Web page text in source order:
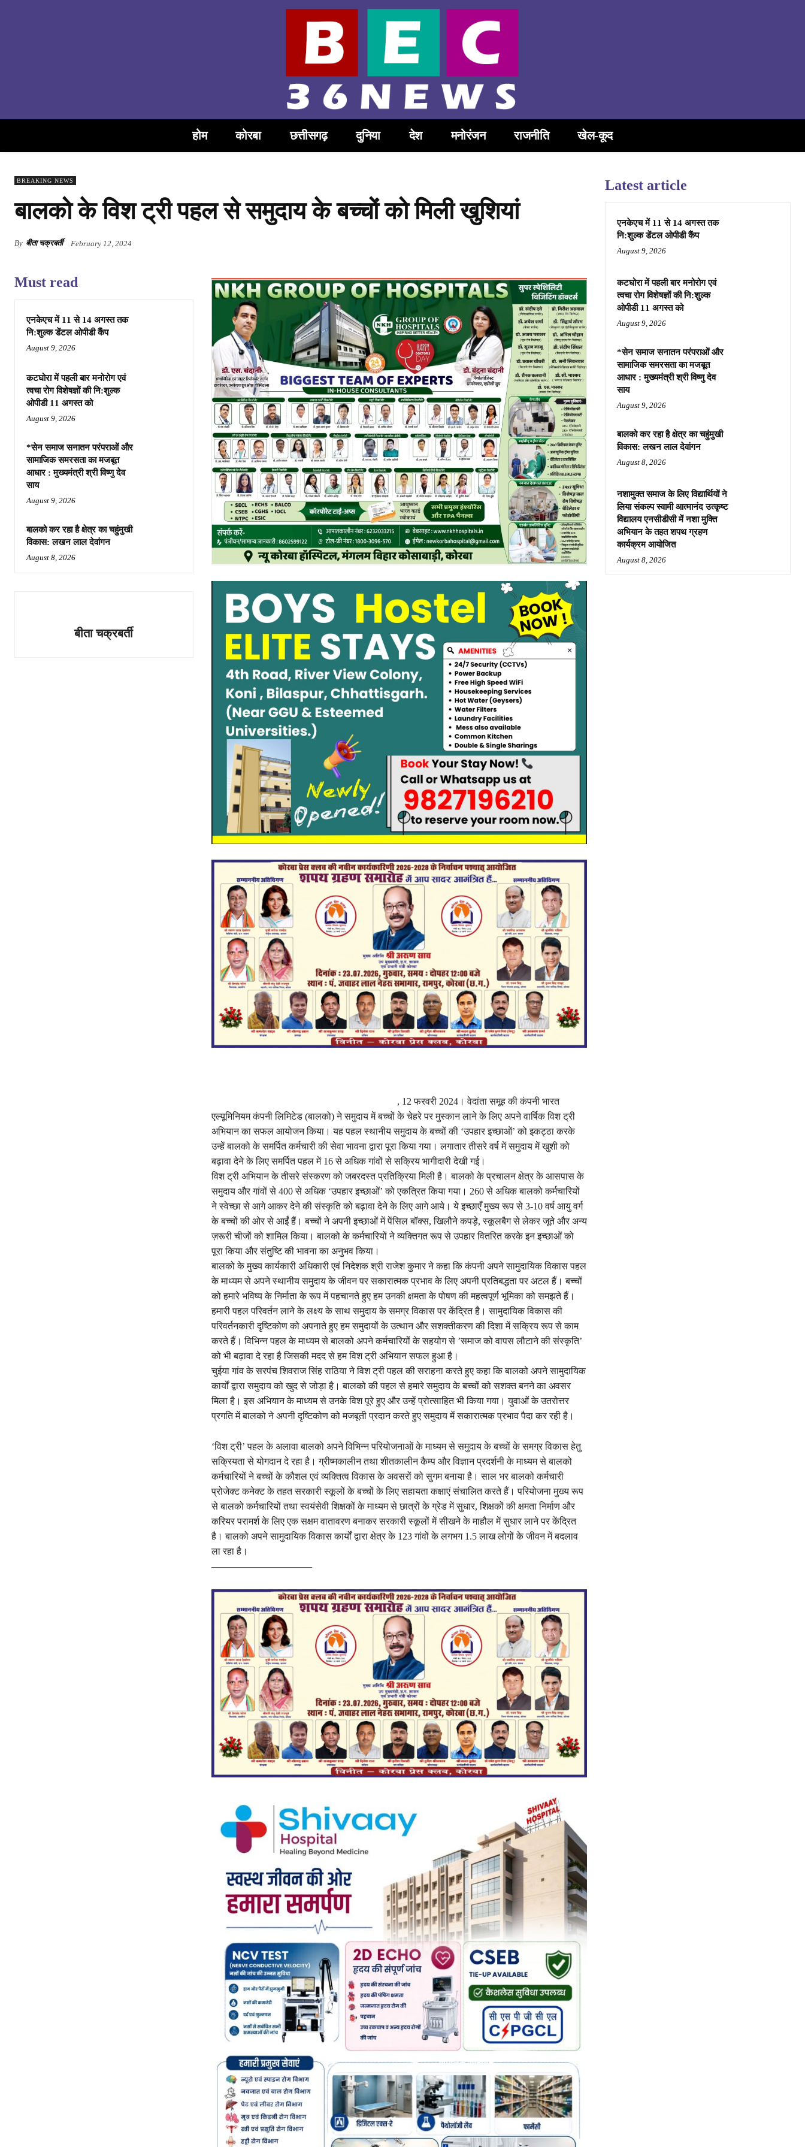
होम कोरबा छत्तीसगढ़ दुनिया देश मनोरंजन राजनीति खेल-कूद
BREAKING NEWS
बालको के विश ट्री पहल से समुदाय के बच्चों को मिली खुशियां
By बीता चक्रबर्ती February 12, 2024
Must read
एनकेएच में 11 से 14 अगस्त तक
नि:शुल्क डेंटल ओपीडी कैंप
August 9, 2026
कटघोरा में पहली बार मनोरोग एवं
त्वचा रोग विशेषज्ञों की नि:शुल्क
ओपीडी 11 अगस्त को
August 9, 2026
*सेन समाज सनातन परंपराओं और
सामाजिक समरसता का मजबूत
आधार : मुख्यमंत्री श्री विष्णु देव
साय
August 9, 2026
बालको कर रहा है क्षेत्र का चहुंमुखी
विकास: लखन लाल देवांगन
August 8, 2026
बीता चक्रबर्ती
, 12 फरवरी 2024। वेदांता समूह की कंपनी भारत
एल्यूमिनियम कंपनी लिमिटेड (बालको) ने समुदाय में बच्चों के चेहरे पर मुस्कान लाने के लिए अपने वार्षिक विश ट्री
अभियान का सफल आयोजन किया। यह पहल स्थानीय समुदाय के बच्चों की ‘उपहार इच्छाओं’ को इकट्ठा करके
उन्हें बालको के समर्पित कर्मचारी की सेवा भावना द्वारा पूरा किया गया। लगातार तीसरे वर्ष में समुदाय में खुशी को
बढ़ावा देने के लिए समर्पित पहल में 16 से अधिक गांवों से सक्रिय भागीदारी देखी गई।
विश ट्री अभियान के तीसरे संस्करण को जबरदस्त प्रतिक्रिया मिली है। बालको के प्रचालन क्षेत्र के आसपास के
समुदाय और गांवों से 400 से अधिक ‘उपहार इच्छाओं’ को एकत्रित किया गया। 260 से अधिक बालको कर्मचारियों
ने स्वेच्छा से आगे आकर देने की संस्कृति को बढ़ावा देने के लिए आगे आये। ये इच्छाएँ मुख्य रूप से 3-10 वर्ष आयु वर्ग
के बच्चों की ओर से आईं हैं। बच्चों ने अपनी इच्छाओं में पेंसिल बॉक्स, खिलौने कपड़े, स्कूलबैग से लेकर जूते और अन्य
ज़रूरी चीजों को शामिल किया। बालको के कर्मचारियों ने व्यक्तिगत रूप से उपहार वितरित करके इन इच्छाओं को
पूरा किया और संतुष्टि की भावना का अनुभव किया।
बालको के मुख्य कार्यकारी अधिकारी एवं निदेशक श्री राजेश कुमार ने कहा कि कंपनी अपने सामुदायिक विकास पहल
के माध्यम से अपने स्थानीय समुदाय के जीवन पर सकारात्मक प्रभाव के लिए अपनी प्रतिबद्धता पर अटल हैं। बच्चों
को हमारे भविष्य के निर्माता के रूप में पहचानते हुए हम उनकी क्षमता के पोषण की महत्वपूर्ण भूमिका को समझते हैं।
हमारी पहल परिवर्तन लाने के लक्ष्य के साथ समुदाय के समग्र विकास पर केंद्रित है। सामुदायिक विकास की
परिवर्तनकारी दृष्टिकोण को अपनाते हुए हम समुदायों के उत्थान और सशक्तीकरण की दिशा में सक्रिय रूप से काम
करते हैं। विभिन्न पहल के माध्यम से बालको अपने कर्मचारियों के सहयोग से ’समाज को वापस लौटाने की संस्कृति’
को भी बढ़ावा दे रहा है जिसकी मदद से हम विश ट्री अभियान सफल हुआ है।
चुईया गांव के सरपंच शिवराज सिंह राठिया ने विश ट्री पहल की सराहना करते हुए कहा कि बालको अपने सामुदायिक
कार्यों द्वारा समुदाय को खुद से जोड़ा है। बालको की पहल से हमारे समुदाय के बच्चों को सशक्त बनने का अवसर
मिला है। इस अभियान के माध्यम से उनके विश पूरे हुए और उन्हें प्रोत्साहित भी किया गया। युवाओं के उतरोत्तर
प्रगति में बालको ने अपनी दृष्टिकोण को मजबूती प्रदान करते हुए समुदाय में सकारात्मक प्रभाव पैदा कर रही है।
‘विश ट्री’ पहल के अलावा बालको अपने विभिन्न परियोजनाओं के माध्यम से समुदाय के बच्चों के समग्र विकास हेतु
सक्रियता से योगदान दे रहा है। ग्रीष्मकालीन तथा शीतकालीन कैम्प और विज्ञान प्रदर्शनी के माध्यम से बालको
कर्मचारियों ने बच्चों के कौशल एवं व्यक्तित्व विकास के अवसरों को सुगम बनाया है। साल भर बालको कर्मचारी
प्रोजेक्ट कनेक्ट के तहत सरकारी स्कूलों के बच्चों के लिए सहायता कक्षाएं संचालित करते हैं। परियोजना मुख्य रूप
से बालको कर्मचारियों तथा स्वयंसेवी शिक्षकों के माध्यम से छात्रों के ग्रेड में सुधार, शिक्षकों की क्षमता निर्माण और
करियर परामर्श के लिए एक सक्षम वातावरण बनाकर सरकारी स्कूलों में सीखने के माहौल में सुधार लाने पर केंद्रित
है। बालको अपने सामुदायिक विकास कार्यों द्वारा क्षेत्र के 123 गांवों के लगभग 1.5 लाख लोगों के जीवन में बदलाव
ला रहा है।
——————————–
Latest article
एनकेएच में 11 से 14 अगस्त तक
नि:शुल्क डेंटल ओपीडी कैंप
August 9, 2026
कटघोरा में पहली बार मनोरोग एवं
त्वचा रोग विशेषज्ञों की नि:शुल्क
ओपीडी 11 अगस्त को
August 9, 2026
*सेन समाज सनातन परंपराओं और
सामाजिक समरसता का मजबूत
आधार : मुख्यमंत्री श्री विष्णु देव
साय
August 9, 2026
बालको कर रहा है क्षेत्र का चहुंमुखी
विकास: लखन लाल देवांगन
August 8, 2026
नशामुक्त समाज के लिए विद्यार्थियों ने
लिया संकल्प स्वामी आत्मानंद उत्कृष्ट
विद्यालय एनसीडीसी में नशा मुक्ति
अभियान के तहत शपथ ग्रहण
कार्यक्रम आयोजित
August 8, 2026